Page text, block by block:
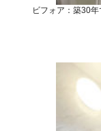
ビフォア：築30年